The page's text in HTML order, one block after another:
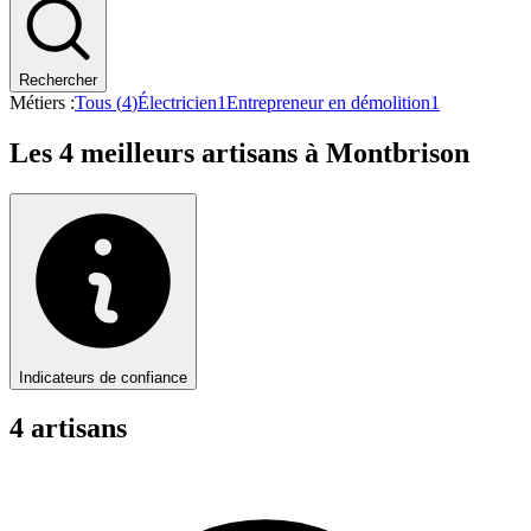
Rechercher
Métiers :Tous (4)Électricien1Entrepreneur en démolition1
Les 4 meilleurs artisans à Montbrison
Indicateurs de confiance
4 artisans